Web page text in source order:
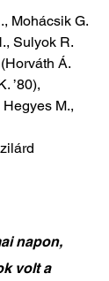
Mohácsik G.
Sulyok R.
Á.
’80),
M.,
napon,
volt a